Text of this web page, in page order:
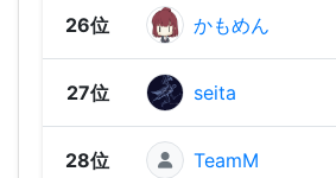
26位 かもめん
27位 seita
28位 TeamM